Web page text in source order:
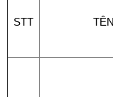
STT TÊN